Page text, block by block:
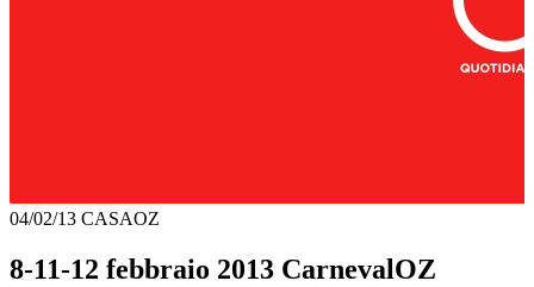
04/02/13 CASAOZ
8-11-12 febbraio 2013 CarnevalOZ